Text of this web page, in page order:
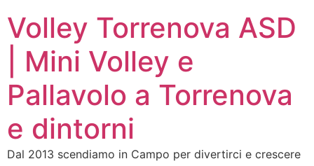
Volley Torrenova ASD
| Mini Volley e
Pallavolo a Torrenova
e dintorni
Dal 2013 scendiamo in Campo per divertirci e crescere